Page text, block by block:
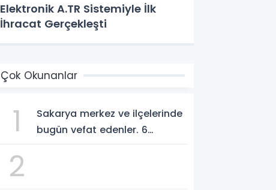
Elektronik A.TR Sistemiyle İlk
İhracat Gerçekleşti
Çok Okunanlar
1
Sakarya merkez ve ilçelerinde
bugün vefat edenler. 6
2